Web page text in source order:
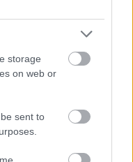
storage
on web or
sent to
ELFELEDETT